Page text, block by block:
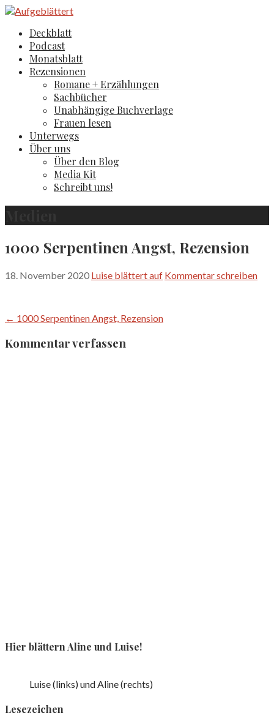
Zum
springenDeckblatt
Podcast
Monatsblatt
Rezensionen
Romane + Erzählungen
Sachbücher
Unabhängige Buchverlage
Frauen lesen
Unterwegs
Über uns
Über den Blog
Media Kit
Schreibt uns!
1000 Serpentinen Angst, Rezension
18. November 2020 Luise blättert auf Kommentar schreiben
Beitragsnavigation
← 1000 Serpentinen Angst, Rezension
Kommentar verfassen
Hier blättern Aline und Luise!
Luise (links) und Aline (rechts)
Lesezeichen